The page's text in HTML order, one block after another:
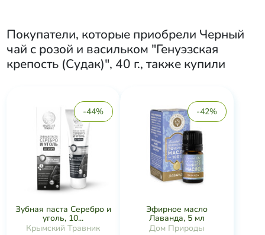
Покупатели, которые приобрели Черный
чай с розой и васильком "Генуэзская
крепость (Судак)", 40 г., также купили
-44%
Зубная паста Серебро и
уголь, 10...
Крымский Травник
-42%
Эфирное масло
Лаванда, 5 мл
Дом Природы